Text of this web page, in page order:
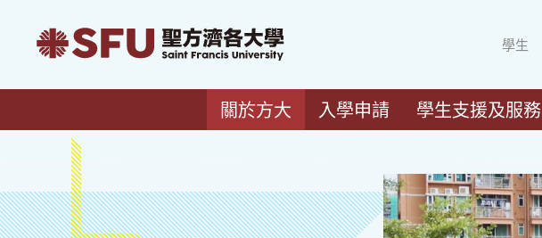
學生
關於方大 入學申請 學生支援及服務